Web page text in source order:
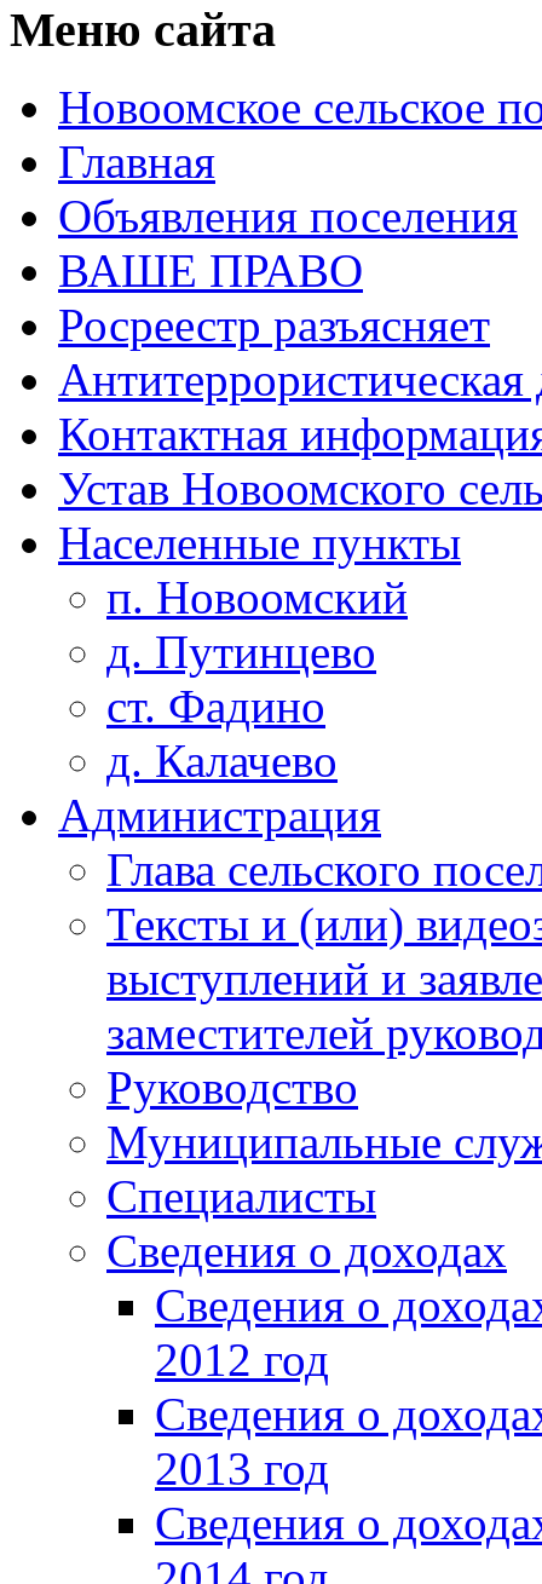
Меню сайта
Новоомское сельское
Главная
Объявления поселения
ВАШЕ ПРАВО
Росреестр разъясняет
Антитеррористическая
Контактная
Устав Новоомского
Населенные пункты
п. Новоомский
д. Путинцево
ст. Фадино
д. Калачево
Администрация
Глава сельского
Тексты и (или)
выступлений и
заместителей
Руководство
Муниципальные
Специалисты
Сведения о доходах
Сведения о
2012 год
Сведения о
2013 год
Сведения о